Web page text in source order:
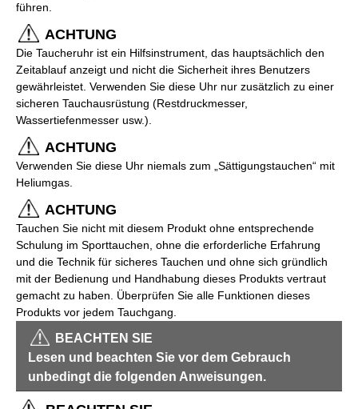
führen.
ACHTUNG
Die Taucheruhr ist ein Hilfsinstrument, das hauptsächlich den
Zeitablauf anzeigt und nicht die Sicherheit ihres Benutzers
gewährleistet. Verwenden Sie diese Uhr nur zusätzlich zu einer
sicheren Tauchausrüstung (Restdruckmesser,
Wassertiefenmesser usw.).
ACHTUNG
Verwenden Sie diese Uhr niemals zum „Sättigungstauchen“ mit
Heliumgas.
ACHTUNG
Tauchen Sie nicht mit diesem Produkt ohne entsprechende
Schulung im Sporttauchen, ohne die erforderliche Erfahrung
und die Technik für sicheres Tauchen und ohne sich gründlich
mit der Bedienung und Handhabung dieses Produkts vertraut
gemacht zu haben. Überprüfen Sie alle Funktionen dieses
Produkts vor jedem Tauchgang.
BEACHTEN SIE
Lesen und beachten Sie vor dem Gebrauch
unbedingt die folgenden Anweisungen.